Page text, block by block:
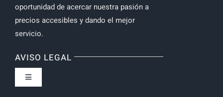
oportunidad de acercar nuestra pasión a
precios accesibles y dando el mejor
servicio.
AVISO LEGAL
Toggle